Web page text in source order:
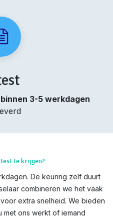
binnen 3-5 werkdagen
te krijgen?
De keuring zelf duurt
combineren we het vaak
extra snelheid. We bieden
ons werkt of iemand